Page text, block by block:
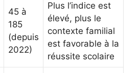
45 à
185
(depuis
2022)
Plus l’indice est
élevé, plus le
contexte familial
est favorable à la
réussite scolaire